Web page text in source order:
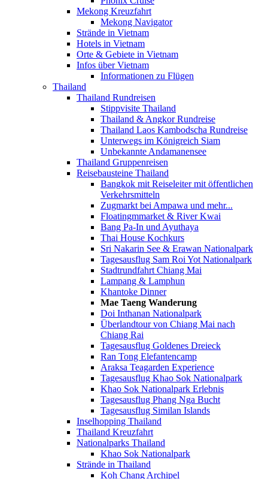
Mekong Kreuzfahrt
Mekong Navigator
Strände in Vietnam
Hotels in Vietnam
Orte & Gebiete in Vietnam
Infos über Vietnam
Informationen zu Flügen
Thailand
Thailand Rundreisen
Stippvisite Thailand
Thailand & Angkor Rundreise
Thailand Laos Kambodscha Rundreise
Unterwegs im Königreich Siam
Unbekannte Andamanensee
Thailand Gruppenreisen
Reisebausteine Thailand
Bangkok mit Reiseleiter mit öffentlichen
Verkehrsmitteln
Zugmarkt bei Ampawa und mehr...
Floatingmmarket & River Kwai
Bang Pa-In und Ayuthaya
Thai House Kochkurs
Sri Nakarin See & Erawan Nationalpark
Tagesausflug Sam Roi Yot Nationalpark
Stadtrundfahrt Chiang Mai
Lampang & Lamphun
Khantoke Dinner
Mae Taeng Wanderung
Doi Inthanan Nationalpark
Überlandtour von Chiang Mai nach
Chiang Rai
Tagesausflug Goldenes Dreieck
Ran Tong Elefantencamp
Araksa Teagarden Experience
Tagesausflug Khao Sok Nationalpark
Khao Sok Nationalpark Erlebnis
Tagesausflug Phang Nga Bucht
Tagesausflug Similan Islands
Inselhopping Thailand
Thailand Kreuzfahrt
Nationalparks Thailand
Khao Sok Nationalpark
Strände in Thailand
Koh Chang Archipel